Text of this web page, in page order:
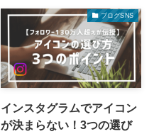
ブログSNS
インスタグラムでアイコン
が決まらない！3つの選び